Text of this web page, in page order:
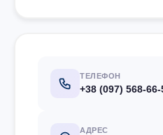
ТЕЛЕФОН
+38 (097) 568-66-
АДРЕС